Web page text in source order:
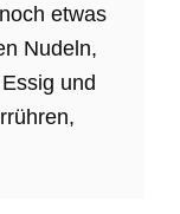
etwas
Nudeln,
und